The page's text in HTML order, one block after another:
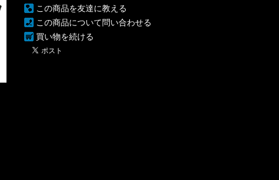
この商品を友達に教える
この商品について問い合わせる
買い物を続ける